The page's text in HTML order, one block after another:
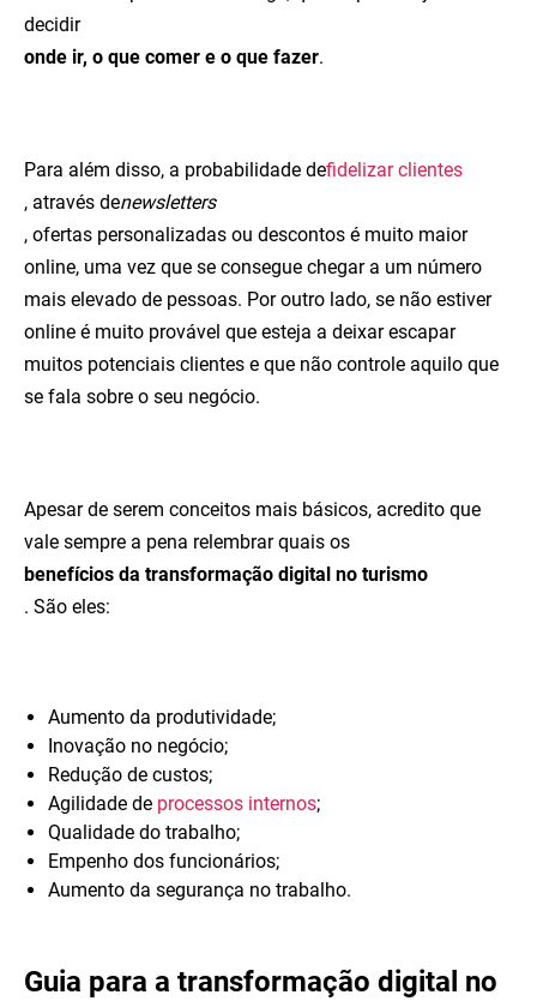
decidir
onde ir, o que comer e o que fazer.
Para além disso, a probabilidade defidelizar clientes
, através denewsletters
, ofertas personalizadas ou descontos é muito maior
online, uma vez que se consegue chegar a um número
mais elevado de pessoas. Por outro lado, se não estiver
online é muito provável que esteja a deixar escapar
muitos potenciais clientes e que não controle aquilo que
se fala sobre o seu negócio.
Apesar de serem conceitos mais básicos, acredito que
vale sempre a pena relembrar quais os
benefícios da transformação digital no turismo
. São eles:
Aumento da produtividade;
Inovação no negócio;
Redução de custos;
Agilidade de processos internos;
Qualidade do trabalho;
Empenho dos funcionários;
Aumento da segurança no trabalho.
Guia para a transformação digital no